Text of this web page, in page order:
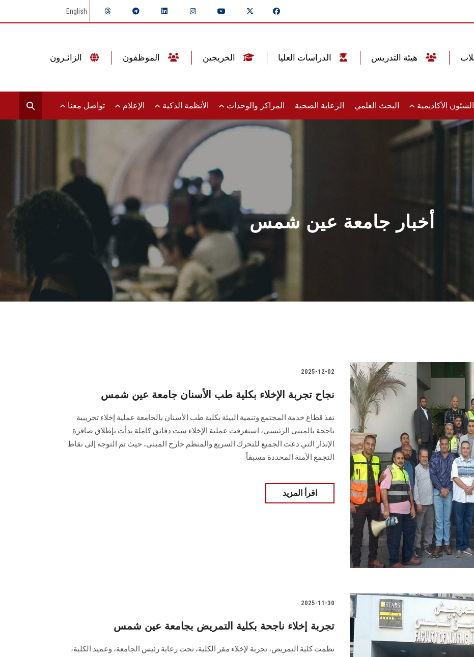
English
الشئون الأكاديمية البحث العلمي الرعاية الصحية المراكز والوحدات الأنظمة الذكية الإعلام تواصل معنا
أخبار جامعة عين شمس
2025-12-02
نجاح تجربة الإخلاء بكلية طب الأسنان جامعة عين شمس
نفذ قطاع خدمة المجتمع وتنمية البيئة بكلية طب الأسنان بالجامعة عملية إخلاء تجريبية
ناجحة بالمبنى الرئيسي، استغرقت عملية الإخلاء ست دقائق كاملة بدأت بإطلاق صافرة
الإنذار التي دعت الجميع للتحرك السريع والمنظم خارج المبنى، حيث تم التوجه إلى نقاط
التجمع الآمنة المحددة مسبقاً
اقرأ المزيد
2025-11-30
تجربة إخلاء ناجحة بكلية التمريض بجامعة عين شمس
نظمت كلية التمريض، تجربة لإخلاء مقر الكلية، تحت رعاية رئيس الجامعة، وعميد الكلية،